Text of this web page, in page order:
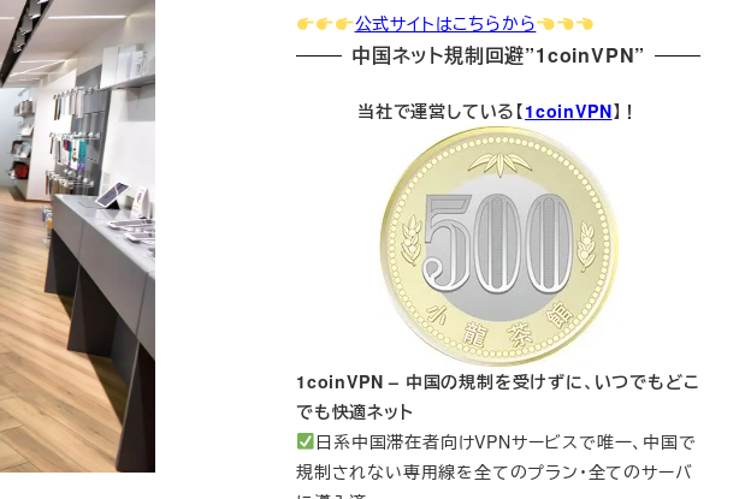
公式サイトはこちらから
中国ネット規制回避”1coinVPN”
当社で運営している【1coinVPN】！
1coinVPN – 中国の規制を受けずに、いつでもどこ
でも快適ネット
日系中国滞在者向けVPNサービスで唯一、中国で
規制されない専用線を全てのプラン・全てのサーバ